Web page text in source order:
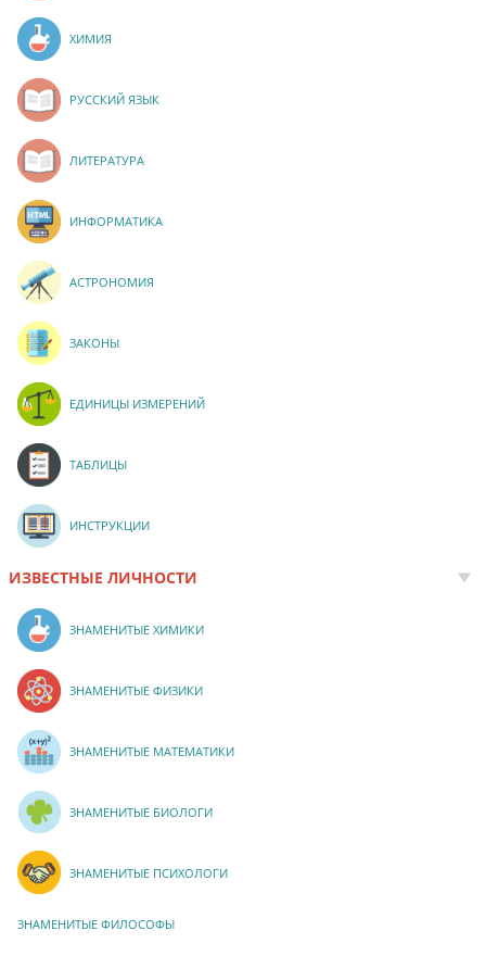
ХИМИЯ
РУССКИЙ ЯЗЫК
ЛИТЕРАТУРА
ИНФОРМАТИКА
АСТРОНОМИЯ
ЗАКОНЫ
ЕДИНИЦЫ ИЗМЕРЕНИЙ
ТАБЛИЦЫ
ИНСТРУКЦИИ
ИЗВЕСТНЫЕ ЛИЧНОСТИ
ЗНАМЕНИТЫЕ ХИМИКИ
ЗНАМЕНИТЫЕ ФИЗИКИ
ЗНАМЕНИТЫЕ МАТЕМАТИКИ
ЗНАМЕНИТЫЕ БИОЛОГИ
ЗНАМЕНИТЫЕ ПСИХОЛОГИ
ЗНАМЕНИТЫЕ ФИЛОСОФЫ